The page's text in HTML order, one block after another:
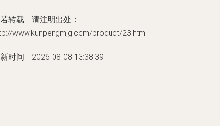
转载，请注明出处：
www.kunpengmjg.com/product/23.html
时间：2026-08-08 13:38:39